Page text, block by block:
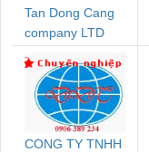
Tan Dong Cang
company LTD
CONG TY TNHH